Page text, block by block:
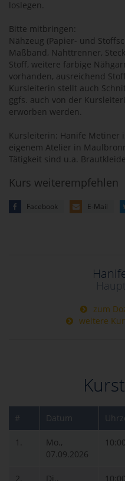
loslegen.
Bitte mitbringen:
Nähzeug (Papier- und
Maßband, Nahttrenner,
Stoff, weitere farbige
vorhanden, ausreichend
Kursleiterin stellt auch
ggfs. auch von der
erworben werden.
Kursleiterin: Hanife Metiner
eigenem Atelier in
Tätigkeit sind u.a.
Kurs weiterempfehlen
Facebook E-Mail
zum
weitere
# Datum
1.
Mo.,
07.09.2026
2.
Di.,